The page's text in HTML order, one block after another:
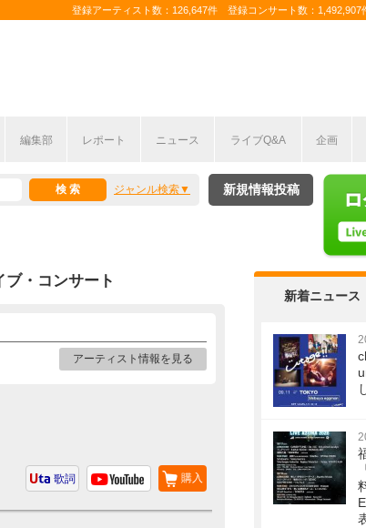
登録アーティスト数：126,647件 登録コンサート数：
編集部 レポート ニュース ライブQ&A 企画
ジャンル検索 新規情報投稿
・コンサート
アーティスト情報を見る
購入
歌詞
新着ニュース